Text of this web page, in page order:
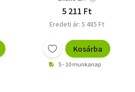
5 211 Ft
Eredeti ár: 5 485 Ft
Kosárba
5 - 10 munkanap